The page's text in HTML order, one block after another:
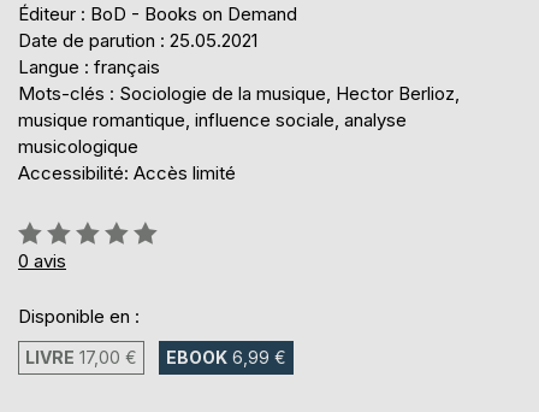
Éditeur : BoD - Books on Demand
Date de parution : 25.05.2021
Langue : français
Mots-clés : Sociologie de la musique, Hector Berlioz,
musique romantique, influence sociale, analyse
musicologique
Accessibilité: Accès limité
Évaluation:
0%
0 avis
Disponible en :
LIVRE 17,00 € EBOOK 6,99 €